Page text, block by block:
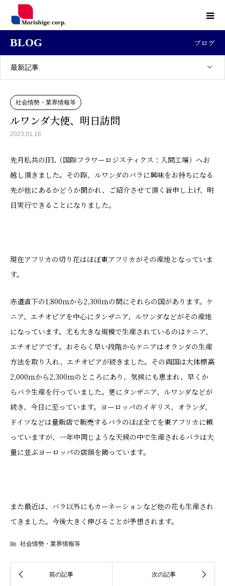
BLOG ブログ
最新記事
社会情勢・業界情報等
ルワンダ大使、明日訪問
2023.01.16
先月私共のIFL（国際フラワーロジスティクス：入間工場）へお
越し頂きました。その際、ルワンダのバラに興味をお持ちになる
先が他にあるかどうか聞かれ、ご紹介させて頂く旨申し上げ、明
日実行できることになりました。
現在アフリカの切り花はほぼ東アフリカがその産地となっていま
す。
赤道直下の1,800ｍから2,300ｍの間にそれらの国があります。ケ
ニア、エチオピアを中心にタンザニア、ルワンダなどがその産地
になっています。尤も大きな規模で生産されているのはケニア、
エチオピアです。おそらく早い段階からケニアはオランダの生産
方法を取り入れ、エチオピアが続きました。その両国は大体標高
2,000ｍから2,300ｍのところにあり、気候にも恵まれ、早くか
らバラ生産を行っていました。更にタンザニア、ルワンダなどが
続き、今日に至っています。ヨーロッパのイギリス、オランダ、
ドイツなどは量販店で販売するバラのほぼ全てを東アフリカに頼
っていますが、一年中同じような天候の中で生産されるバラは大
量に並ぶヨーロッパの店頭を飾っています。
また最近は、バラ以外にもカーネーションなど他の花も生産され
てきました。今後大きく伸びることが予想されます。
社会情勢・業界情報等